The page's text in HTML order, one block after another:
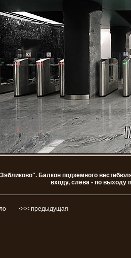
Балкон подземного
входу, слева - по выходу
<<< предыдущая